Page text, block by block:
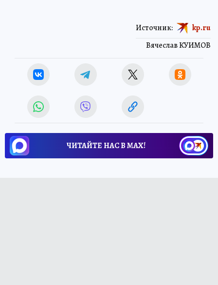
Вячеслав КУИМОВ
Источник: kp.ru
ЧИТАЙТЕ НАС В МАХ!